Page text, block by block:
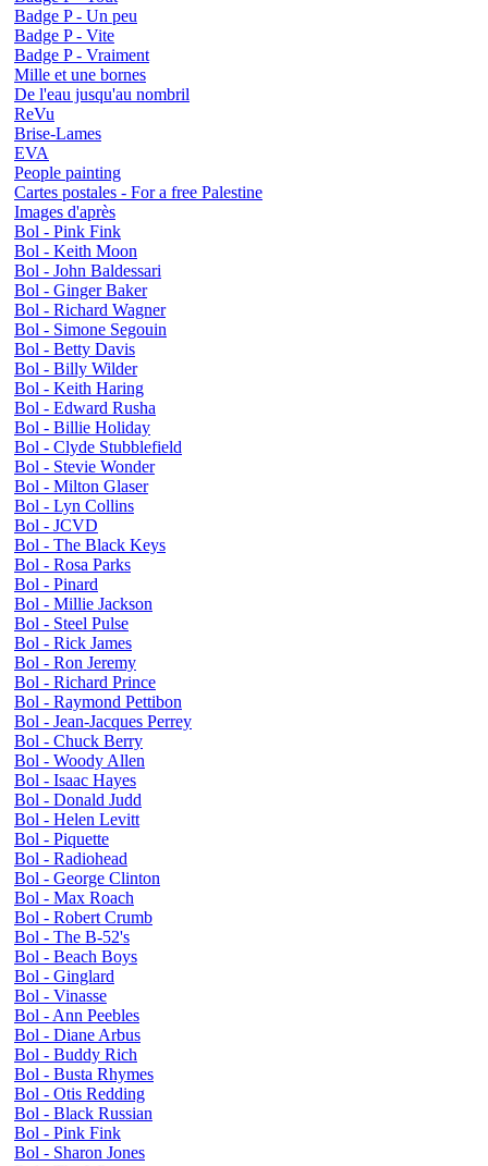
Badge P - Un peu
Badge P - Vite
Badge P - Vraiment
Mille et une bornes
De l'eau jusqu'au nombril
ReVu
Brise-Lames
EVA
People painting
Cartes postales - For a free Palestine
Images d'après
Bol - Pink Fink
Bol - Keith Moon
Bol - John Baldessari
Bol - Ginger Baker
Bol - Richard Wagner
Bol - Simone Segouin
Bol - Betty Davis
Bol - Billy Wilder
Bol - Keith Haring
Bol - Edward Rusha
Bol - Billie Holiday
Bol - Clyde Stubblefield
Bol - Stevie Wonder
Bol - Milton Glaser
Bol - Lyn Collins
Bol - JCVD
Bol - The Black Keys
Bol - Rosa Parks
Bol - Pinard
Bol - Millie Jackson
Bol - Steel Pulse
Bol - Rick James
Bol - Ron Jeremy
Bol - Richard Prince
Bol - Raymond Pettibon
Bol - Jean-Jacques Perrey
Bol - Chuck Berry
Bol - Woody Allen
Bol - Isaac Hayes
Bol - Donald Judd
Bol - Helen Levitt
Bol - Piquette
Bol - Radiohead
Bol - George Clinton
Bol - Max Roach
Bol - Robert Crumb
Bol - The B-52's
Bol - Beach Boys
Bol - Ginglard
Bol - Vinasse
Bol - Ann Peebles
Bol - Diane Arbus
Bol - Buddy Rich
Bol - Busta Rhymes
Bol - Otis Redding
Bol - Black Russian
Bol - Pink Fink
Bol - Sharon Jones